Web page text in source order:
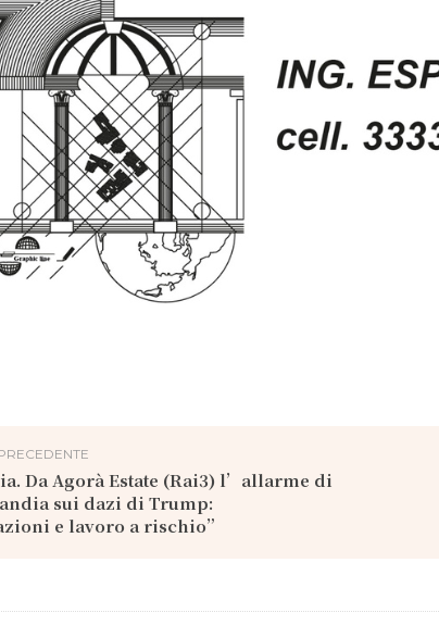
Da Agorà Estate (Rai3) l’allarme di
sui dazi di Trump:
e lavoro a rischio”